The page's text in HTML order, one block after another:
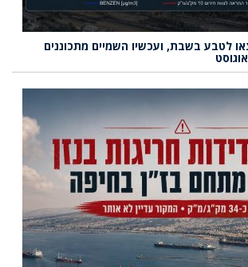
לטבע בשבת, ועכשיו השמיים מתכוננים